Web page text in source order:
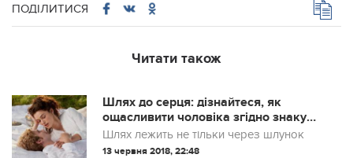
ПОДІЛИТИСЯ
Читати також
Шлях до серця: дізнайтеся, як
ощасливити чоловіка згідно знаку
Зодіаку
Шлях лежить не тільки через шлунок
13 червня 2018, 22:48